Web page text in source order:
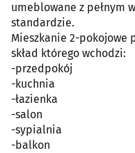
umeblowane z pełnym
standardzie.
Mieszkanie 2-pokojowe
skład którego wchodzi:
-przedpokój
-kuchnia
-łazienka
-salon
-sypialnia
-balkon